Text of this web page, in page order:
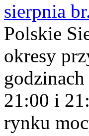
sierpnia
Polskie
okresy
21:00 i
rynku